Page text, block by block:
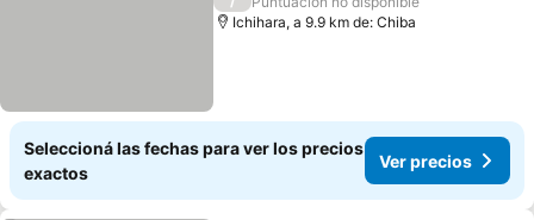
Ichihara, a 9.9 km de: Chiba
Seleccioná las fechas para ver los precios
exactos
Ver precios